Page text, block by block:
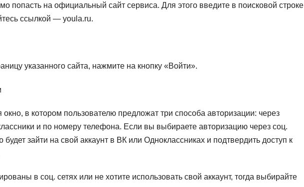
попасть на официальный сайт сервиса. Для этого введите в поисковой строке
ссылкой — youla.ru.
указанного сайта, нажмите на кнопку «Войти».
окно, в котором пользователю предложат три способа авторизации: через
и по номеру телефона. Если вы выбираете авторизацию через соц.
будет зайти на свой аккаунт в ВК или Одноклассниках и подтвердить доступ к
в соц. сетях или не хотите использовать свой аккаунт, тогда выбирайте